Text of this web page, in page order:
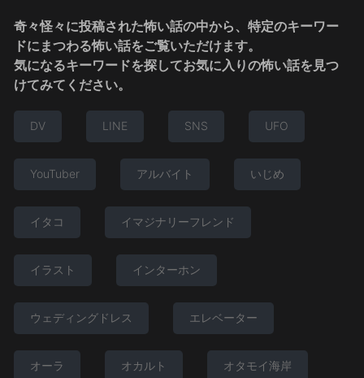
奇々怪々に投稿された怖い話の中から、特定のキーワー
ドにまつわる怖い話をご覧いただけます。
気になるキーワードを探してお気に入りの怖い話を見つ
けてみてください。
DV LINE SNS UFO
YouTuber アルバイト いじめ
イタコ イマジナリーフレンド
イラスト インターホン
ウェディングドレス エレベーター
オーラ オカルト オタモイ海岸